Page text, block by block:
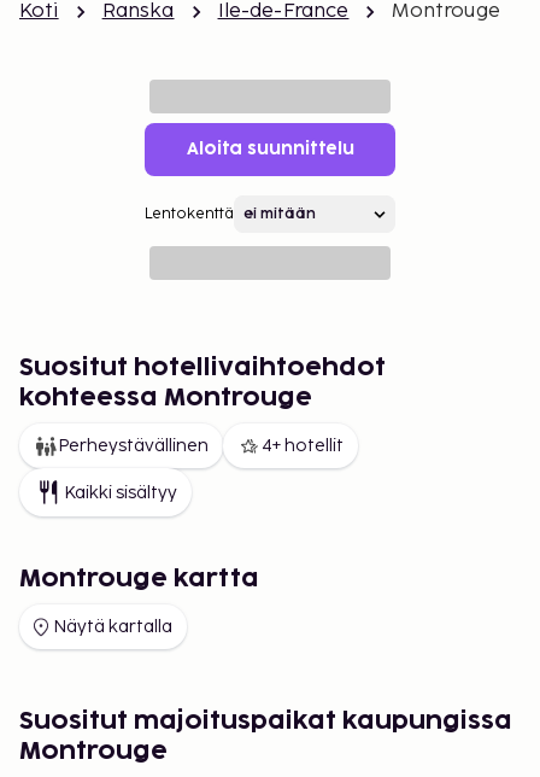
Koti Ranska Ile-de-France Montrouge
Aloita suunnittelu
Lentokenttä
Suositut hotellivaihtoehdot
kohteessa Montrouge
Perheystävällinen 4+ hotellit
Kaikki sisältyy
Montrouge kartta
Näytä kartalla
Suositut majoituspaikat kaupungissa
Montrouge